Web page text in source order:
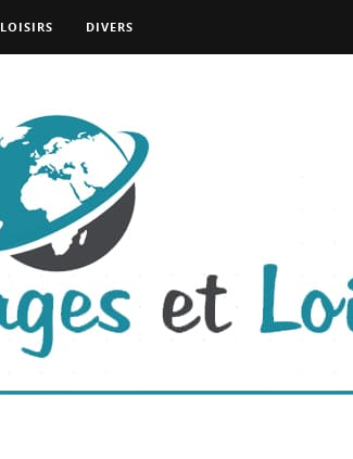
LOISIRS DIVERS